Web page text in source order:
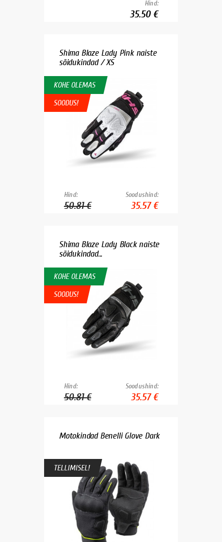
Hind:
35.50 €
Shima Blaze Lady Pink naiste
sõidukindad / XS
KOHE OLEMAS
SOODUS!
Hind:
50.81 €
Soodushind:
35.57 €
Shima Blaze Lady Black naiste
sõidukindad...
KOHE OLEMAS
SOODUS!
Hind:
50.81 €
Soodushind:
35.57 €
Motokindad Benelli Glove Dark
TELLIMISEL!